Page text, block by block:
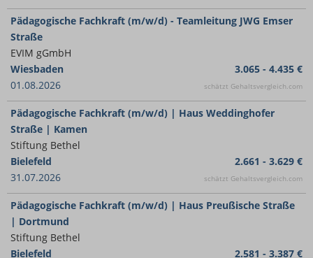
Pädagogische Fachkraft (m/w/d) - Teamleitung JWG Emser
Straße
EVIM gGmbH
Wiesbaden
01.08.2026
3.065 - 4.435 €
schätzt Gehaltsvergleich.com
Pädagogische Fachkraft (m/w/d) | Haus Weddinghofer
Straße | Kamen
Stiftung Bethel
Bielefeld
31.07.2026
2.661 - 3.629 €
schätzt Gehaltsvergleich.com
Pädagogische Fachkraft (m/w/d) | Haus Preußische Straße
| Dortmund
Stiftung Bethel
Bielefeld
2.581 - 3.387 €